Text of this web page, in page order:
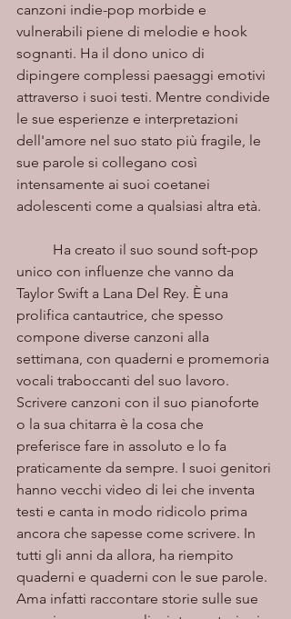
canzoni indie-pop morbide e
vulnerabili piene di melodie e hook
sognanti. Ha il dono unico di
dipingere complessi paesaggi emotivi
attraverso i suoi testi. Mentre condivide
le sue esperienze e interpretazioni
dell'amore nel suo stato più fragile, le
sue parole si collegano così
intensamente ai suoi coetanei
adolescenti come a qualsiasi altra età.
unico con influenze che vanno da
Taylor Swift a Lana Del Rey. È una
prolifica cantautrice, che spesso
compone diverse canzoni alla
settimana, con quaderni e promemoria
vocali traboccanti del suo lavoro.
Scrivere canzoni con il suo pianoforte
o la sua chitarra è la cosa che
preferisce fare in assoluto e lo fa
praticamente da sempre. I suoi genitori
hanno vecchi video di lei che inventa
testi e canta in modo ridicolo prima
ancora che sapesse come scrivere. In
tutti gli anni da allora, ha riempito
quaderni e quaderni con le sue parole.
Ama infatti raccontare storie sulle sue